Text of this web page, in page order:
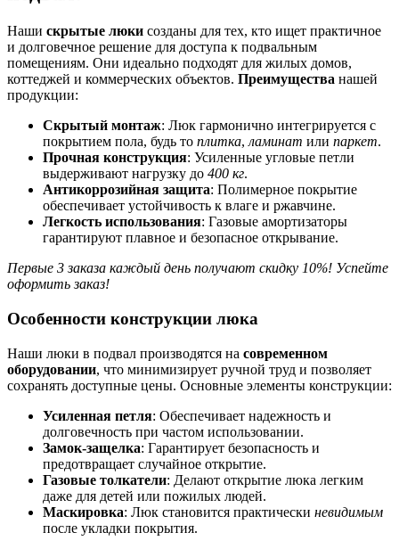
Наши скрытые люки созданы для тех, кто ищет практичное
и долговечное решение для доступа к подвальным
помещениям. Они идеально подходят для жилых домов,
коттеджей и коммерческих объектов. Преимущества нашей
продукции:
Скрытый монтаж: Люк гармонично интегрируется с
покрытием пола, будь то плитка, ламинат или паркет.
Прочная конструкция: Усиленные угловые петли
выдерживают нагрузку до 400 кг.
Антикоррозийная защита: Полимерное покрытие
обеспечивает устойчивость к влаге и ржавчине.
Легкость использования: Газовые амортизаторы
гарантируют плавное и безопасное открывание.
Первые 3 заказа каждый день получают скидку 10%! Успейте
оформить заказ!
Особенности конструкции люка
Наши люки в подвал производятся на современном
оборудовании, что минимизирует ручной труд и позволяет
сохранять доступные цены. Основные элементы конструкции:
Усиленная петля: Обеспечивает надежность и
долговечность при частом использовании.
Замок-защелка: Гарантирует безопасность и
предотвращает случайное открытие.
Газовые толкатели: Делают открытие люка легким
даже для детей или пожилых людей.
Маскировка: Люк становится практически невидимым
после укладки покрытия.